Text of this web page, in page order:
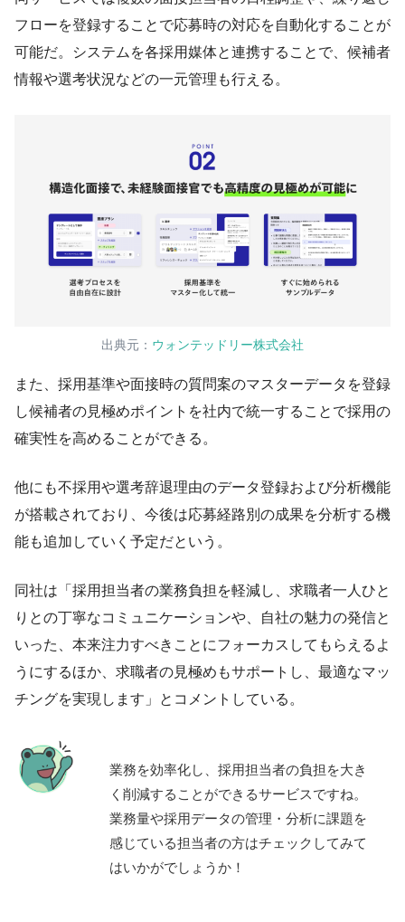
フローを登録することで応募時の対応を自動化することが
可能だ。システムを各採用媒体と連携することで、候補者
情報や選考状況などの一元管理も行える。
出典元： ウォンテッドリー株式会社
また、採用基準や面接時の質問案のマスターデータを登録
し候補者の見極めポイントを社内で統一することで採用の
確実性を高めることができる。
他にも不採用や選考辞退理由のデータ登録および分析機能
が搭載されており、今後は応募経路別の成果を分析する機
能も追加していく予定だという。
同社は「採用担当者の業務負担を軽減し、求職者一人ひと
りとの丁寧なコミュニケーションや、自社の魅力の発信と
いった、本来注力すべきことにフォーカスしてもらえるよ
うにするほか、求職者の見極めもサポートし、最適なマッ
チングを実現します」とコメントしている。
業務を効率化し、採用担当者の負担を大き
く削減することができるサービスですね。
業務量や採用データの管理・分析に課題を
感じている担当者の方はチェックしてみて
はいかがでしょうか！